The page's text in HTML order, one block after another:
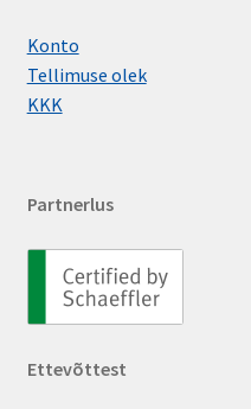
Konto
Tellimuse olek
KKK
Partnerlus
Ettevõttest